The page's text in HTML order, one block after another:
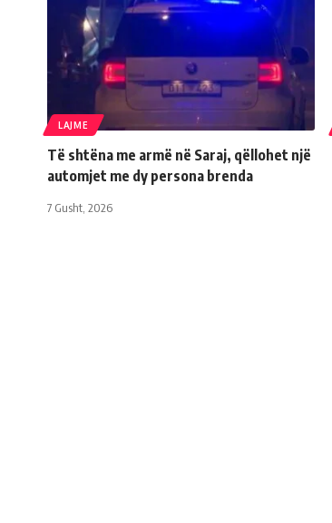
LAJME
Të shtëna me armë në Saraj, qëllohet një
automjet me dy persona brenda
7 Gusht, 2026